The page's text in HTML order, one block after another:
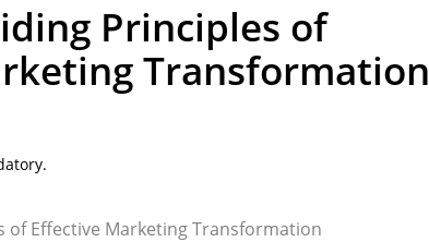
Principles of
Transformation
of Effective Marketing Transformation